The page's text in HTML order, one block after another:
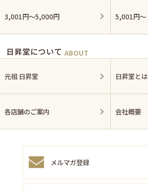
3,001円〜5,000円 5,001円〜
日昇堂について
元祖 日昇堂 日昇堂とは
各店舗のご案内 会社概要
メルマガ登録